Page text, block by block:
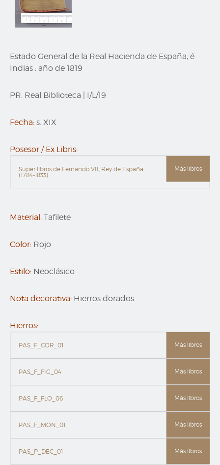
Estado General de la Real Hacienda de España, é
Indias : año de 1819
PR. Real Biblioteca I/L/19
Fecha: s. XIX
Posesor / Ex Libris:
Super libros de Fernando VII, Rey de España
(1784-1833)
Más libros
Material: Tafilete
Color: Rojo
Estilo: Neoclásico
Nota decorativa: Hierros dorados
Hierros:
PAS_F_COR_01 Más libros
PAS_F_FIG_04 Más libros
PAS_F_FLO_06 Más libros
PAS_F_MON_01 Más libros
PAS_P_DEC_01 Más libros